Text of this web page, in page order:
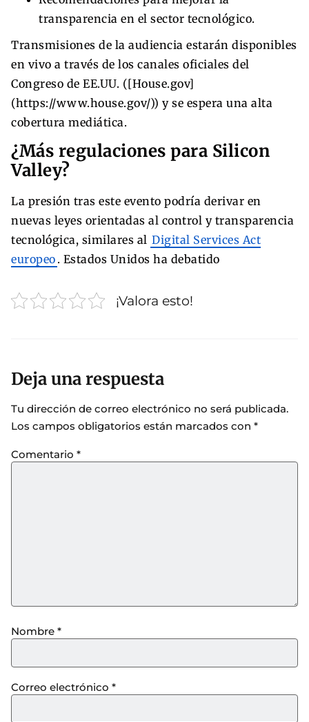
transparencia en el sector tecnológico.
Transmisiones de la audiencia estarán disponibles
en vivo a través de los canales oficiales del
Congreso de EE.UU. ([House.gov]
(https://www.house.gov/)) y se espera una alta
cobertura mediática.
¿Más regulaciones para Silicon
Valley?
La presión tras este evento podría derivar en
nuevas leyes orientadas al control y transparencia
tecnológica, similares al Digital Services Act
europeo . Estados Unidos ha debatido
¡Valora esto!
Deja una respuesta
Tu dirección de correo electrónico no será publicada.
Los campos obligatorios están marcados con *
Comentario *
Nombre *
Correo electrónico *